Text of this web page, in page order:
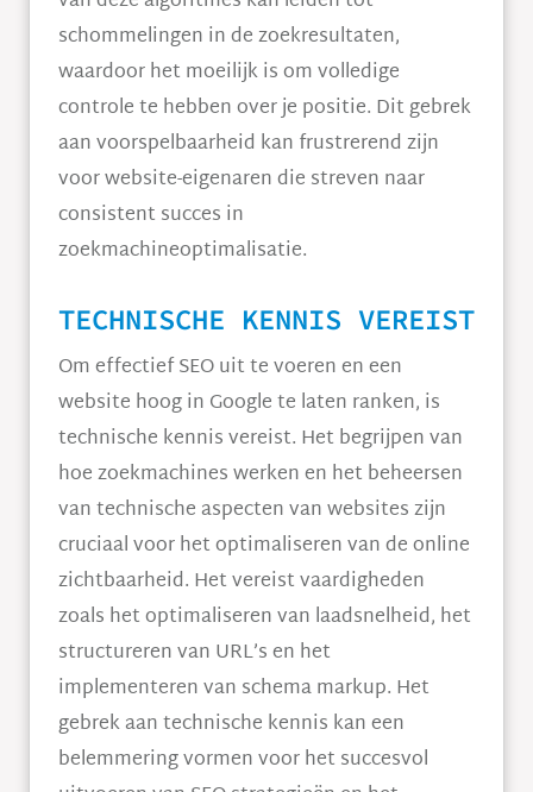
schommelingen in de zoekresultaten,
waardoor het moeilijk is om volledige
controle te hebben over je positie. Dit gebrek
aan voorspelbaarheid kan frustrerend zijn
voor website-eigenaren die streven naar
consistent succes in
zoekmachineoptimalisatie.
TECHNISCHE KENNIS VEREIST
Om effectief SEO uit te voeren en een
website hoog in Google te laten ranken, is
technische kennis vereist. Het begrijpen van
hoe zoekmachines werken en het beheersen
van technische aspecten van websites zijn
cruciaal voor het optimaliseren van de online
zichtbaarheid. Het vereist vaardigheden
zoals het optimaliseren van laadsnelheid, het
structureren van URL’s en het
implementeren van schema markup. Het
gebrek aan technische kennis kan een
belemmering vormen voor het succesvol